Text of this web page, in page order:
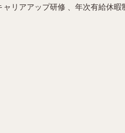
リアアップ研修 、年次有給休